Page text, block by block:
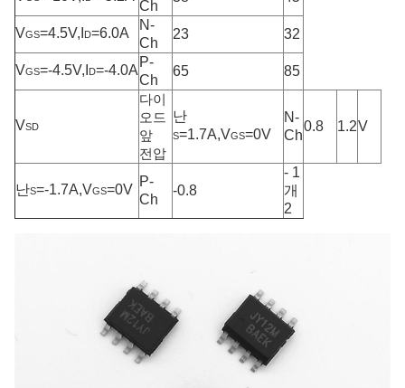
Ch
VGS=4.5V,I D=6.0A
N-
Ch
23 32
VGS=-4.5V,I D=-4.0A
P-
Ch
65 85
VSD
다이
오드
앞
전압
난
S=1.7A,VGS=0V
N-
Ch
0.8 1.2V
난S=-1.7A,VGS=0V
P-
Ch
-0.8
- 1
개
2